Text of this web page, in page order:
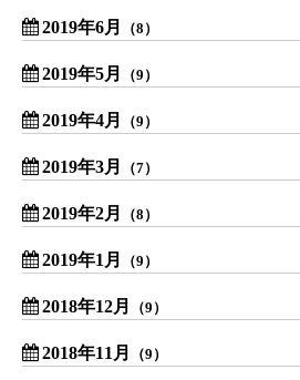
2019年6月 （8）
2019年5月 （9）
2019年4月 （9）
2019年3月 （7）
2019年2月 （8）
2019年1月 （9）
2018年12月 （9）
2018年11月 （9）